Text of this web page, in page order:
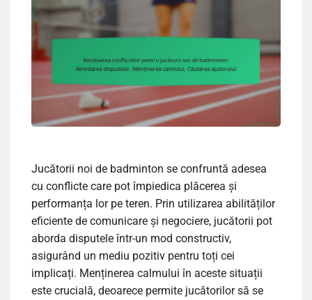
Jucătorii noi de badminton se confruntă adesea
cu conflicte care pot împiedica plăcerea și
performanța lor pe teren. Prin utilizarea abilităților
eficiente de comunicare și negociere, jucătorii pot
aborda disputele într-un mod constructiv,
asigurând un mediu pozitiv pentru toți cei
implicați. Menținerea calmului în aceste situații
este crucială, deoarece permite jucătorilor să se